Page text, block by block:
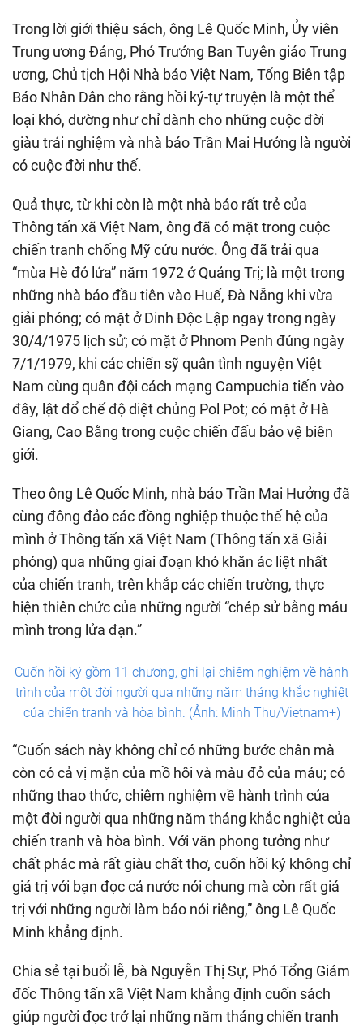
Trong lời giới thiệu sách, ông Lê Quốc Minh, Ủy viên
Trung ương Đảng, Phó Trưởng Ban Tuyên giáo Trung
ương, Chủ tịch Hội Nhà báo Việt Nam, Tổng Biên tập
Báo Nhân Dân cho rằng hồi ký-tự truyện là một thể
loại khó, dường như chỉ dành cho những cuộc đời
giàu trải nghiệm và nhà báo Trần Mai Hưởng là người
có cuộc đời như thế.
Quả thực, từ khi còn là một nhà báo rất trẻ của
Thông tấn xã Việt Nam, ông đã có mặt trong cuộc
chiến tranh chống Mỹ cứu nước. Ông đã trải qua
“mùa Hè đỏ lửa” năm 1972 ở Quảng Trị; là một trong
những nhà báo đầu tiên vào Huế, Đà Nẵng khi vừa
giải phóng; có mặt ở Dinh Độc Lập ngay trong ngày
30/4/1975 lịch sử; có mặt ở Phnom Penh đúng ngày
7/1/1979, khi các chiến sỹ quân tình nguyện Việt
Nam cùng quân đội cách mạng Campuchia tiến vào
đây, lật đổ chế độ diệt chủng Pol Pot; có mặt ở Hà
Giang, Cao Bằng trong cuộc chiến đấu bảo vệ biên
giới.
Theo ông Lê Quốc Minh, nhà báo Trần Mai Hưởng đã
cùng đông đảo các đồng nghiệp thuộc thế hệ của
mình ở Thông tấn xã Việt Nam (Thông tấn xã Giải
phóng) qua những giai đoạn khó khăn ác liệt nhất
của chiến tranh, trên khắp các chiến trường, thực
hiện thiên chức của những người “chép sử bằng máu
mình trong lửa đạn.”
Cuốn hồi ký gồm 11 chương, ghi lại chiêm nghiệm về hành
trình của một đời người qua những năm tháng khắc nghiệt
của chiến tranh và hòa bình. (Ảnh: Minh Thu/Vietnam+)
“Cuốn sách này không chỉ có những bước chân mà
còn có cả vị mặn của mồ hôi và màu đỏ của máu; có
những thao thức, chiêm nghiệm về hành trình của
một đời người qua những năm tháng khắc nghiệt của
chiến tranh và hòa bình. Với văn phong tưởng như
chất phác mà rất giàu chất thơ, cuốn hồi ký không chỉ
giá trị với bạn đọc cả nước nói chung mà còn rất giá
trị với những người làm báo nói riêng,” ông Lê Quốc
Minh khẳng định.
Chia sẻ tại buổi lễ, bà Nguyễn Thị Sự, Phó Tổng Giám
đốc Thông tấn xã Việt Nam khẳng định cuốn sách
giúp người đọc trở lại những năm tháng chiến tranh